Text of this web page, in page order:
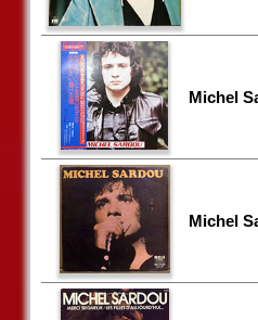
Michel
Michel